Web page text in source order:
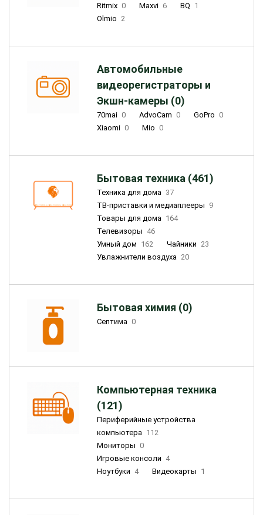
Ritmix 0 Maxvi 6 BQ 1
Olmio 2
Автомобильные
видеорегистраторы и
Экшн-камеры (0)
70mai 0 AdvoCam 0 GoPro 0
Xiaomi 0 Mio 0
Бытовая техника (461)
Техника для дома 37
ТВ-приставки и медиаплееры 9
Товары для дома 164
Телевизоры 46
Умный дом 162 Чайники 23
Увлажнители воздуха 20
Бытовая химия (0)
Септима 0
Компьютерная техника
(121)
Периферийные устройства
компьютера 112
Мониторы 0
Игровые консоли 4
Ноутбуки 4 Видеокарты 1